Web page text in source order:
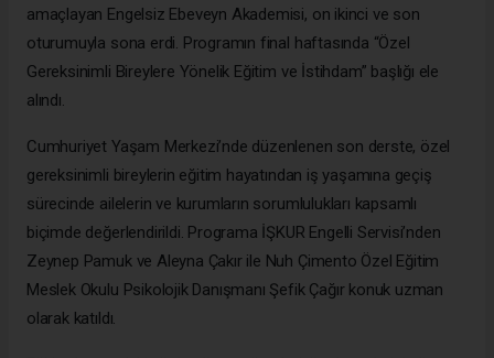
amaçlayan Engelsiz Ebeveyn Akademisi, on ikinci ve son
oturumuyla sona erdi. Programın final haftasında “Özel
Gereksinimli Bireylere Yönelik Eğitim ve İstihdam” başlığı ele
alındı.
Cumhuriyet Yaşam Merkezi’nde düzenlenen son derste, özel
gereksinimli bireylerin eğitim hayatından iş yaşamına geçiş
sürecinde ailelerin ve kurumların sorumlulukları kapsamlı
biçimde değerlendirildi. Programa İŞKUR Engelli Servisi’nden
Zeynep Pamuk ve Aleyna Çakır ile Nuh Çimento Özel Eğitim
Meslek Okulu Psikolojik Danışmanı Şefik Çağır konuk uzman
olarak katıldı.